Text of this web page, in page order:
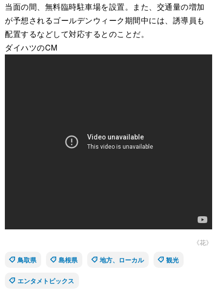
当面の間、無料臨時駐車場を設置。また、交通量の増加
が予想されるゴールデンウィーク期間中には、誘導員も
配置するなどして対応するとのことだ。
ダイハツのCM
《花》
鳥取県
島根県 地方、ローカル 観光
エンタメトピックス